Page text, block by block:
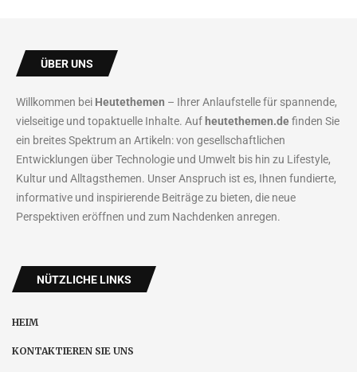
ÜBER UNS
Willkommen bei Heutethemen – Ihrer Anlaufstelle für spannende,
vielseitige und topaktuelle Inhalte. Aufheutethemen.definden Sie
ein breites Spektrum an Artikeln: von gesellschaftlichen
Entwicklungen über Technologie und Umwelt bis hin zu Lifestyle,
Kultur und Alltagsthemen. Unser Anspruch ist es, Ihnen fundierte,
informative und inspirierende Beiträge zu bieten, die neue
Perspektiven eröffnen und zum Nachdenken anregen.
NÜTZLICHE LINKS
HEIM
KONTAKTIEREN SIE UNS